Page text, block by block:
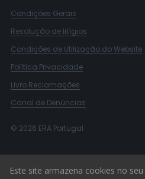
Condições Gerais
Resolução de litígios
Condições de Utilização do Website
Política Privacidade
Livro Reclamações
Canal de Denúncias
© 2026 ERA Portugal
Este site armazena cookies no